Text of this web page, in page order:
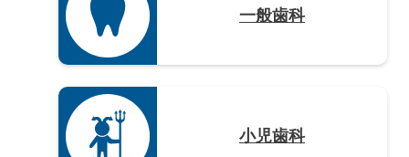
鹿児島県（12）
一般歯科
小児歯科